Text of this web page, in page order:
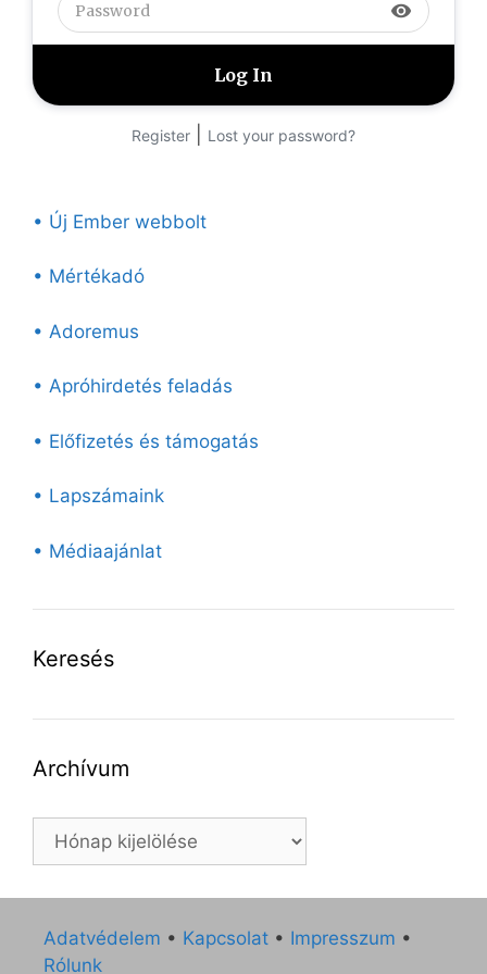
visibility
Register Lost your password?
• Új Ember webbolt
• Mértékadó
• Adoremus
• Apróhirdetés feladás
• Előfizetés és támogatás
• Lapszámaink
• Médiaajánlat
Keresés
Archívum
Archívum
Adatvédelem • Kapcsolat • Impresszum •
Rólunk